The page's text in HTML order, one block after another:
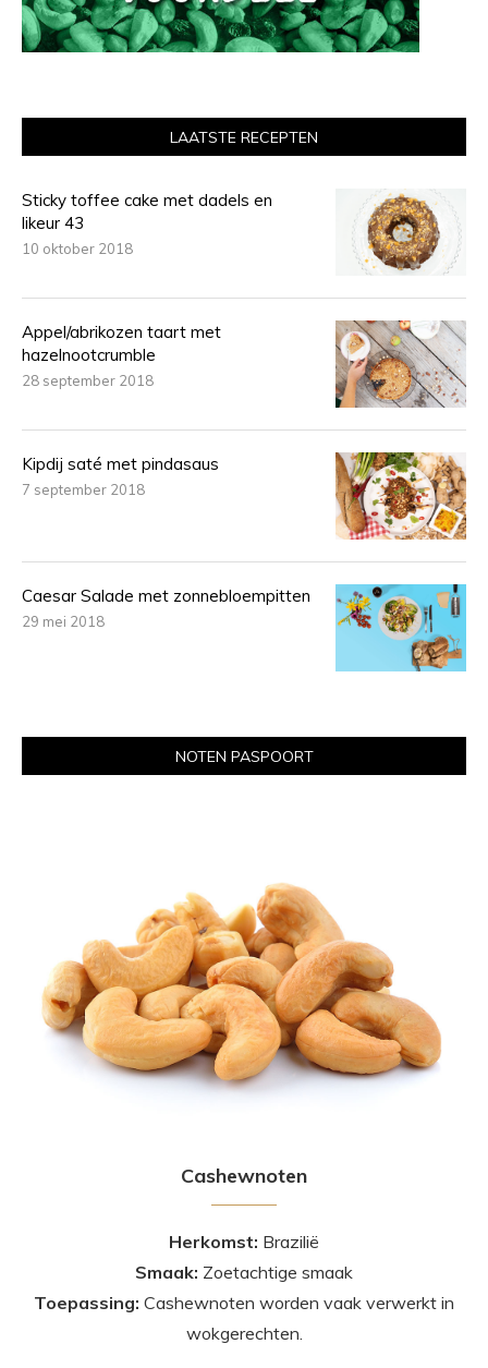
LAATSTE RECEPTEN
Sticky toffee cake met dadels en
likeur 43
10 oktober 2018
Appel/abrikozen taart met
hazelnootcrumble
28 september 2018
Kipdij saté met pindasaus
7 september 2018
Caesar Salade met zonnebloempitten
29 mei 2018
NOTEN PASPOORT
Cashewnoten
Herkomst: Brazilië
Smaak: Zoetachtige smaak
Toepassing: Cashewnoten worden vaak verwerkt in
wokgerechten.